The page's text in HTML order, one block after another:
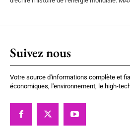
Suivez nous
Votre source d'informations complète et
économiques, l'environnement, le high-